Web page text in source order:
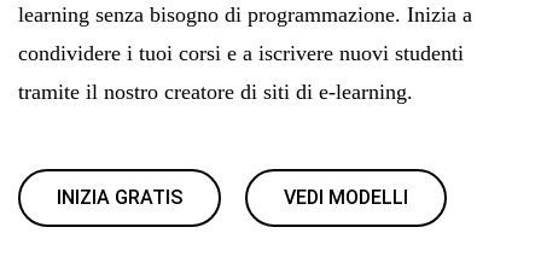
learning senza bisogno di programmazione. Inizia a
condividere i tuoi corsi e a iscrivere nuovi studenti
tramite il nostro creatore di siti di e-learning.
INIZIA GRATIS VEDI MODELLI